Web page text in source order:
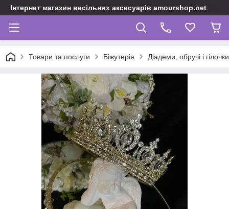
Інтернет магазин весільних аксесуарів amourshop.net
Товари та послуги Біжутерія Діадеми, обручі і гілочки